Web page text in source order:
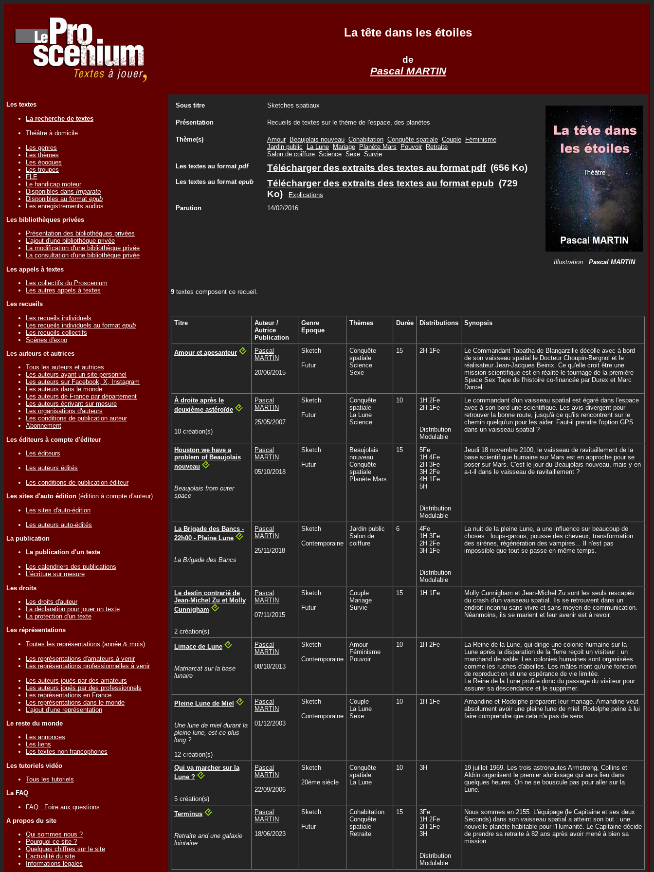
La tête dans les étoiles
de
Pascal MARTIN
Les textes
La recherche de textes
Théâtre à domicile
Les genres
Les thèmes
Les époques
Les troupes
FLE
Le handicap moteur
Disponibles dans Imparato
Disponibles au format epub
Les enregistrements audios
Les bibliothèques privées
Présentation des bibliothèques privées
L'ajout d'une bibliothèque privée
La modification d'une bibliothèque privée
La consultation d'une bibliothèque privée
Les appels à textes
Les collectifs du Proscenium
Les autres appels à textes
Les recueils
Les recueils individuels
Les recueils individuels au format epub
Les recueils collectifs
Scènes d'expo
Les auteurs et autrices
Tous les auteurs et autrices
Les auteurs ayant un site personnel
Les auteurs sur Facebook, X, Instagram
Les auteurs dans le monde
Les auteurs de France par département
Les auteurs écrivant sur mesure
Les organisations d'auteurs
Les conditions de publication auteur
Abonnement
Les éditeurs à compte d'éditeur
Les éditeurs
Les auteurs édités
Les conditions de publication éditeur
Les sites d'auto édition (édition à compte d'auteur)
Les sites d'auto-édition
Les auteurs auto-édités
La publication
La publication d'un texte
Les calendriers des publications
L'écriture sur mesure
Les droits
Les droits d'auteur
La déclaration pour jouer un texte
La protection d'un texte
Les réprésentations
Toutes les représentations (année & mois)
Les représentations d'amateurs à venir
Les représentations professionnelles à venir
Les auteurs joués par des amateurs
Les auteurs joués par des professionnels
Les représentations en France
Les représentations dans le monde
L'ajout d'une représentation
Le reste du monde
Les annonces
Les liens
Les textes non francophones
Les tutoriels vidéo
Tous les tutoriels
La FAQ
FAQ : Foire aux questions
A propos du site
Qui sommes nous ?
Pourquoi ce site ?
Quelques chiffres sur le site
L'actualité du site
Informations légales
Sous titre Sketches spatiaux
Présentation Recueils de textes sur le thème de l'espace, des planètes
Thème(s) Amour Beaujolais nouveau Cohabitation Conquête spatiale Couple
Féminisme
Jardin public
La Lune Mariage Planète Mars Pouvoir
Retraite
Salon de coiffure Science Sexe Survie
Les textes au format pdf Télécharger des extraits des textes au format pdf(656 Ko)
Les textes au format epub Télécharger des extraits des textes au format epub (729
Ko)
Explications
Parution
14/02/2016
Illustration : Pascal MARTIN
9 textes composent ce recueil.
Titre
Auteur /
Autrice
Publication
Genre
Epoque
Thèmes Durée Distributions Synopsis
Amour et apesanteur
Pascal
MARTIN
20/06/2015
Sketch
Futur
Conquête
spatiale
Science
Sexe
15 2H 1Fe
Le Commandant Tabatha de Blangarzille décolle avec à bord
de son vaisseau spatial le Docteur Choupin-Bergnol et le
réalisateur Jean-Jacques Beinix. Ce qu'elle croit être une
mission scientifique est en réalité le tournage de la première
Space Sex Tape de l'histoire co-financée par Durex et Marc
Dorcel.
À droite après le
deuxième astéroïde
10 création(s)
Pascal
MARTIN
25/05/2007
Sketch
Futur
Conquête
spatiale
La Lune
Science
10
1H 2Fe
2H 1Fe
Distribution
Modulable
Le commandant d'un vaisseau spatial est égaré dans l'espace
avec à son bord une scientifique. Les avis divergent pour
retrouver la bonne route, jusqu'à ce qu'ils rencontrent sur le
chemin quelqu'un pour les aider. Faut-il prendre l'option GPS
dans un vaisseau spatial ?
Houston we have a
problem of Beaujolais
nouveau
Beaujolais from outer
space
Pascal
MARTIN
05/10/2018
Sketch
Futur
Beaujolais
nouveau
Conquête
spatiale
Planète Mars
15
5Fe
1H 4Fe
2H 3Fe
3H 2Fe
4H 1Fe
5H
Distribution
Modulable
Jeudi 18 novembre 2100, le vaisseau de ravitaillement de la
base scientifique humaine sur Mars est en approche pour se
poser sur Mars. C'est le jour du Beaujolais nouveau, mais y en
a-t-il dans le vaisseau de ravitaillement ?
La Brigade des Bancs -
22h00 - Pleine Lune
La Brigade des Bancs
Pascal
MARTIN
25/11/2018
Sketch
Contemporaine
Jardin public
Salon de
coiffure
6
4Fe
1H 3Fe
2H 2Fe
3H 1Fe
Distribution
Modulable
La nuit de la pleine Lune, a une influence sur beaucoup de
choses : loups-garous, pousse des cheveux, transformation
des sirènes, régénération des vampires... Il n'est pas
impossible que tout se passe en même temps.
Le destin contrarié de
Jean-Michel Zu et Molly
Cunnigham
2 création(s)
Pascal
MARTIN
07/11/2015
Sketch
Futur
Couple
Mariage
Survie
15 1H 1Fe
Molly Cunnigham et Jean-Michel Zu sont les seuls rescapés
du crash d'un vaisseau spatial. Ils se retrouvent dans un
endroit inconnu sans vivre et sans moyen de communication.
Néanmoins, ils se marient et leur avenir est à revoir.
Limace de Lune
Matriarcat sur la base
lunaire
Pascal
MARTIN
08/10/2013
Sketch
Contemporaine
Amour
Féminisme
Pouvoir
10 1H 2Fe
La Reine de la Lune, qui dirige une colonie humaine sur la
Lune après la disparation de la Terre reçoit un visiteur : un
marchand de sable. Les colonies humaines sont organisées
comme les ruches d'abeilles. Les mâles n'ont qu'une fonction
de reproduction et une espérance de vie limitée.
La Reine de la Lune profite donc du passage du visiteur pour
assurer sa descendance et le supprimer.
Pleine Lune de Miel
Une lune de miel durant la
pleine lune, est-ce plus
long ?
12 création(s)
Pascal
MARTIN
01/12/2003
Sketch
Contemporaine
Couple
La Lune
Sexe
10 1H 1Fe
Amandine et Rodolphe préparent leur mariage. Amandine veut
absolument avoir une pleine lune de miel. Rodolphe peine à lui
faire comprendre que cela n'a pas de sens.
Qui va marcher sur la
Lune ?
5 création(s)
Pascal
MARTIN
22/09/2006
Sketch
20ème siècle
Conquête
spatiale
La Lune
10 3H
19 juillet 1969. Les trois astronautes Armstrong, Collins et
Aldrin organisent le premier alunissage qui aura lieu dans
quelques heures. On ne se bouscule pas pour aller sur la
Lune.
Terminus
Retraite and une galaxie
lointaine
Pascal
MARTIN
18/06/2023
Sketch
Futur
Cohabitation
Conquête
spatiale
Retraite
15
3Fe
1H 2Fe
2H 1Fe
3H
Distribution
Modulable
Nous sommes en 2155. L'équipage (le Capitaine et ses deux
Seconds) dans son vaisseau spatial a atteint son but : une
nouvelle planète habitable pour l'Humanité. Le Capitaine décide
de prendre sa retraite à 82 ans après avoir mené à bien sa
mission.